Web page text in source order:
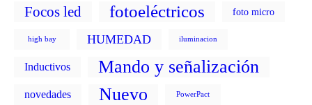
Focos led fotoeléctricos foto micro
high bay HUMEDAD iluminacion
Inductivos Mando y señalización
novedades Nuevo PowerPact